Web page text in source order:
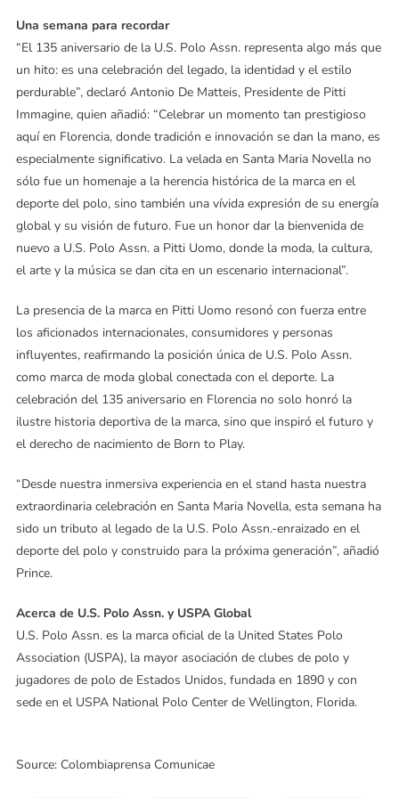
Una semana para recordar
“El 135 aniversario de la U.S. Polo Assn. representa algo más que
un hito: es una celebración del legado, la identidad y el estilo
perdurable”, declaró Antonio De Matteis, Presidente de Pitti
Immagine, quien añadió: “Celebrar un momento tan prestigioso
aquí en Florencia, donde tradición e innovación se dan la mano, es
especialmente significativo. La velada en Santa Maria Novella no
sólo fue un homenaje a la herencia histórica de la marca en el
deporte del polo, sino también una vívida expresión de su energía
global y su visión de futuro. Fue un honor dar la bienvenida de
nuevo a U.S. Polo Assn. a Pitti Uomo, donde la moda, la cultura,
el arte y la música se dan cita en un escenario internacional”.
La presencia de la marca en Pitti Uomo resonó con fuerza entre
los aficionados internacionales, consumidores y personas
influyentes, reafirmando la posición única de U.S. Polo Assn.
como marca de moda global conectada con el deporte. La
celebración del 135 aniversario en Florencia no solo honró la
ilustre historia deportiva de la marca, sino que inspiró el futuro y
el derecho de nacimiento de Born to Play.
“Desde nuestra inmersiva experiencia en el stand hasta nuestra
extraordinaria celebración en Santa Maria Novella, esta semana ha
sido un tributo al legado de la U.S. Polo Assn.-enraizado en el
deporte del polo y construido para la próxima generación”, añadió
Prince.
Acerca de U.S. Polo Assn. y USPA Global
U.S. Polo Assn. es la marca oficial de la United States Polo
Association (USPA), la mayor asociación de clubes de polo y
jugadores de polo de Estados Unidos, fundada en 1890 y con
sede en el USPA National Polo Center de Wellington, Florida.
Source: Colombiaprensa Comunicae